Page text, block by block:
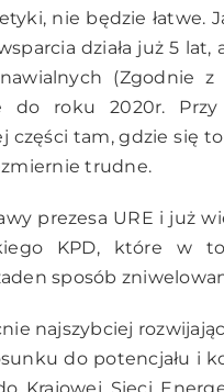
nie będzie łatwe.
działa już 5
(Zgodnie
do roku 2020r.
części tam, gdzie się
trudne.
prezesa URE i już
KPD, które w
sposób
najszybciej
do potencjału i
Krajowej Sieci